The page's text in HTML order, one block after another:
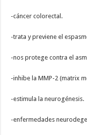
-cáncer colorectal.
-trata y previene el
-nos protege contra el
-inhibe la MMP-2 (matrix
-estimula la neurogénesis.
-enfermedades